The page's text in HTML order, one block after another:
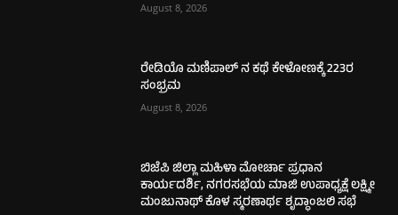
August 8, 2026
ರೇಡಿಯೊ ಮಣಿಪಾಲ್ ನ ಕಥೆ ಕೇಳೋಣಕ್ಕೆ 223ರ
ಸಂಭ್ರಮ
August 8, 2026
ಬಿಜೆಪಿ ಜಿಲ್ಲಾ ಮಹಿಳಾ ಮೋರ್ಚಾ ಪ್ರಧಾನ
ಕಾರ್ಯದರ್ಶಿ, ನಗರಸಭೆಯ ಮಾಜಿ ಉಪಾಧ್ಯಕ್ಷೆ ಲಕ್ಷ್ಮೀ
ಮಂಜುನಾಥ್ ಕೊಳ ಸ್ಮರಣಾರ್ಥ ಶೃದ್ಧಾಂಜಲಿ ಸಭೆ